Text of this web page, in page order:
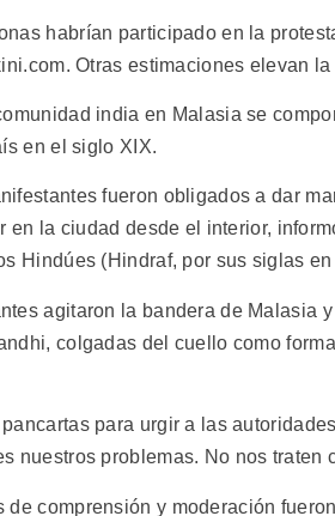
habrían participado en la
Otras estimaciones elevan
india en Malasia se
en el siglo XIX.
fueron obligados a dar
en la ciudad desde el interior,
Hindúes (Hindraf, por sus siglas
agitaron la bandera de Malasia
colgadas del cuello como
para urgir a las
nuestros problemas. No nos traten
de comprensión y moderación